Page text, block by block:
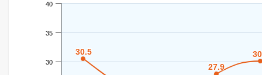
30.5
30.5
27.9
27.9
30
35
40